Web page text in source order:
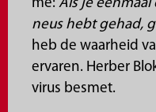
me: Als je
neus hebt gehad,
heb de waarheid
ervaren. Herber
virus besmet.